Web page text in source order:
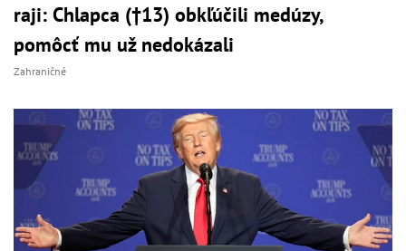
raji: Chlapca (†13) obkľúčili medúzy,
pomôcť mu už nedokázali
Zahraničné